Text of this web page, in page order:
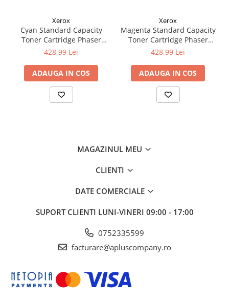
Xerox
Cyan Standard Capacity
Toner Cartridge Phaser
6510/WorkCentre 6515
428,99 Lei
ADAUGA IN COS
Xerox
Magenta Standard Capacity
Toner Cartridge Phaser
6510/WorkCentre 6515
428,99 Lei
ADAUGA IN COS
MAGAZINUL MEU
CLIENTI
DATE COMERCIALE
SUPORT CLIENTI LUNI-VINERI 09:00 - 17:00
0752335599
facturare@apluscompany.ro